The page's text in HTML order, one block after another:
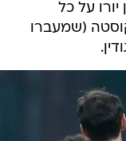
לשים 100 מיליון יורו על כל
קוסטה (שמעברו